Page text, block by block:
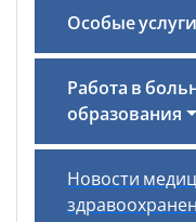
Особые услуги
Работа в
образования
Новости